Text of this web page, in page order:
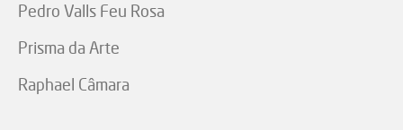
Pedro Valls Feu Rosa
Prisma da Arte
Raphael Câmara